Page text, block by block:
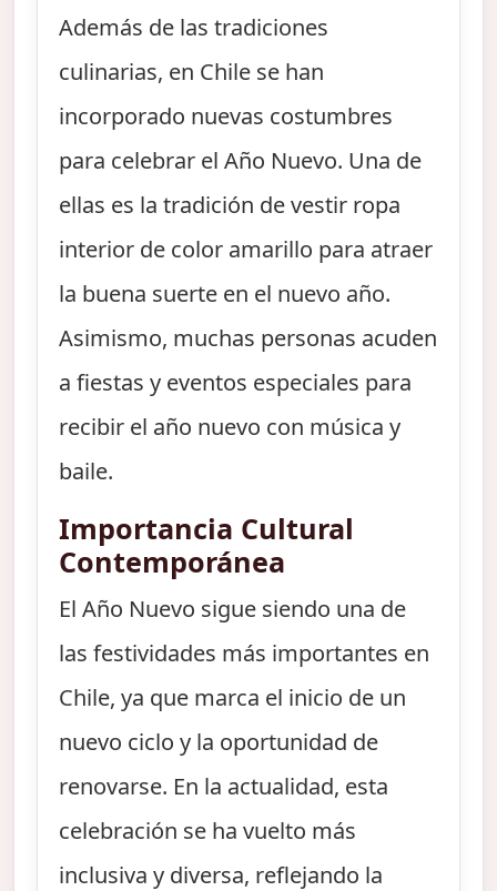
Además de las tradiciones
culinarias, en Chile se han
incorporado nuevas costumbres
para celebrar el Año Nuevo. Una de
ellas es la tradición de vestir ropa
interior de color amarillo para atraer
la buena suerte en el nuevo año.
Asimismo, muchas personas acuden
a fiestas y eventos especiales para
recibir el año nuevo con música y
baile.
Importancia Cultural
Contemporánea
El Año Nuevo sigue siendo una de
las festividades más importantes en
Chile, ya que marca el inicio de un
nuevo ciclo y la oportunidad de
renovarse. En la actualidad, esta
celebración se ha vuelto más
inclusiva y diversa, reflejando la